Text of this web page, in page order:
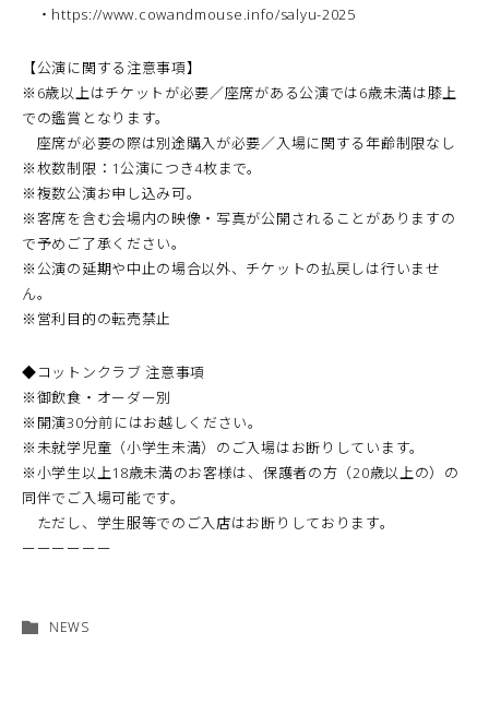
・ https://www.cowandmouse.info/salyu-2025
【公演に関する注意事項】
※6歳以上はチケットが必要／座席がある公演では6歳未満は膝上
での鑑賞となります。
座席が必要の際は別途購入が必要／入場に関する年齢制限なし
※枚数制限：1公演につき4枚まで。
※複数公演お申し込み可。
※客席を含む会場内の映像・写真が公開されることがありますの
で予めご了承ください。
※公演の延期や中止の場合以外、チケットの払戻しは行いませ
ん。
※営利目的の転売禁止
◆コットンクラブ 注意事項
※御飲食・オーダー別
※開演30分前にはお越しください。
※未就学児童（小学生未満）のご入場はお断りしています。
※小学生以上18歳未満のお客様は、保護者の方（20歳以上の）の
同伴でご入場可能です。
ただし、学生服等でのご入店はお断りしております。
ーーーーーー
NEWS